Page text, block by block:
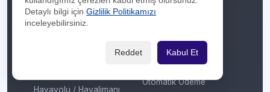
Elektronik
Enerji
Havayolu / Havalimanı
Konser / Sergi
Mobil Ödeme
MTV
Otomatik Ödeme
Detaylı bilgi için Gizlilik Politikamızı
inceleyebilirsiniz.
Reddet Kabul Et